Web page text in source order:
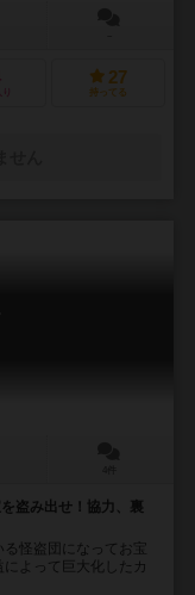
27
持ってる
盗み出せ！協力、裏
怪盗団になってお宝
よって巨大化したカ